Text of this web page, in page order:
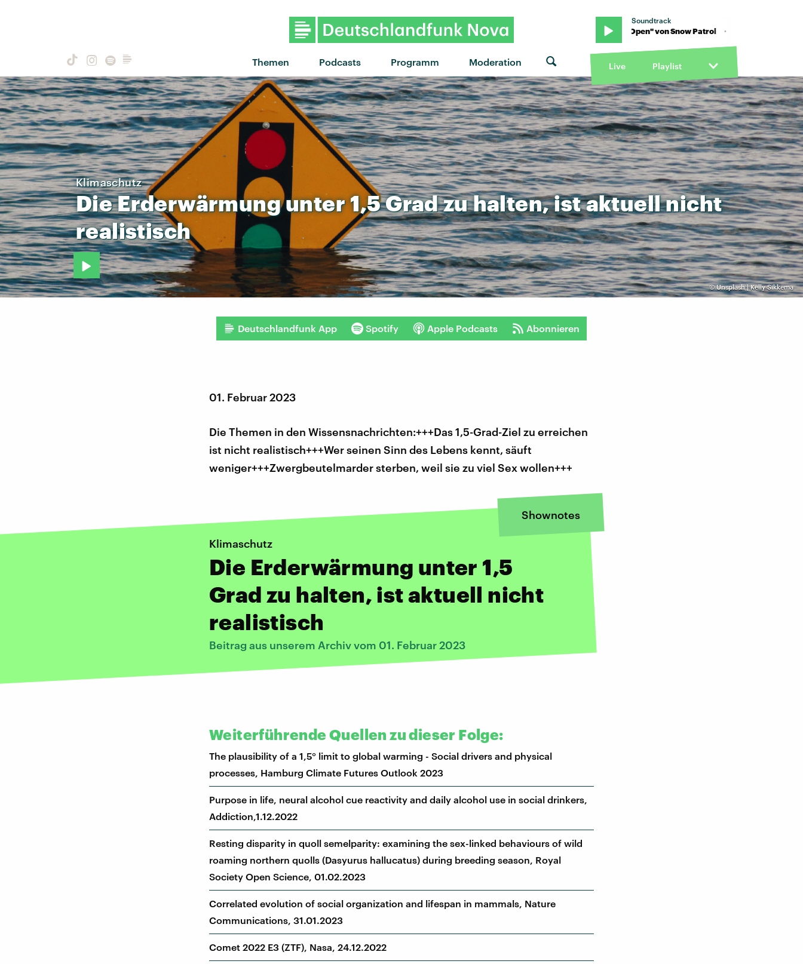
Themen Podcasts Programm Moderation
Soundtrack
"Hands Open" von Snow Patrol · "Hands Open" von Snow Patrol · "Hands Open" von Snow
Live Playlist
©Unsplash | Kelly Sikkema
Klimaschutz
DieErderwärmung unter1,5Gradzuhalten,istaktuellnicht
realistisch
Deutschlandfunk App Spotify Apple Podcasts Abonnieren
01. Februar 2023
Die Themen in den Wissensnachrichten:+++Das 1,5-Grad-Ziel zu erreichen
ist nicht realistisch+++Wer seinen Sinn des Lebens kennt, säuft
weniger+++Zwergbeutelmarder sterben, weil sie zu viel Sex wollen+++
Shownotes
Klimaschutz
Die Erderwärmung unter 1,5
Grad zu halten, ist aktuell nicht
realistisch
Beitrag aus unserem Archiv vom 01. Februar 2023
Weiterführende Quellen zu dieser Folge:
The plausibility of a 1,5° limit to global warming - Social drivers and physical
processes, Hamburg Climate Futures Outlook 2023
Purpose in life, neural alcohol cue reactivity and daily alcohol use in social drinkers,
Addiction,1.12.2022
Resting disparity in quoll semelparity: examining the sex-linked behaviours of wild
roaming northern quolls (Dasyurus hallucatus) during breeding season, Royal
Society Open Science, 01.02.2023
Correlated evolution of social organization and lifespan in mammals, Nature
Communications, 31.01.2023
Comet 2022 E3 (ZTF), Nasa, 24.12.2022